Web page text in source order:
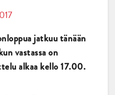
jatkuu tänään
vastassa on
alkaa kello 17.00.